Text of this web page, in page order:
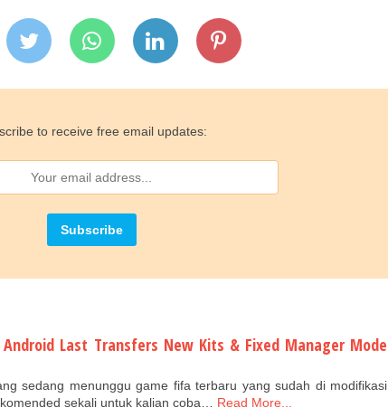
to receive free email updates:
Android Last Transfers New Kits & Fixed Manager Mode
sedang menunggu game fifa terbaru yang sudah di modifikasi
sekali untuk kalian coba…
Read More...